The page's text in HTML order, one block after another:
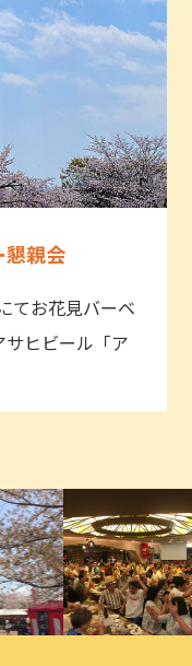
懇親会
てお花見バーベ
ヒビール「ア